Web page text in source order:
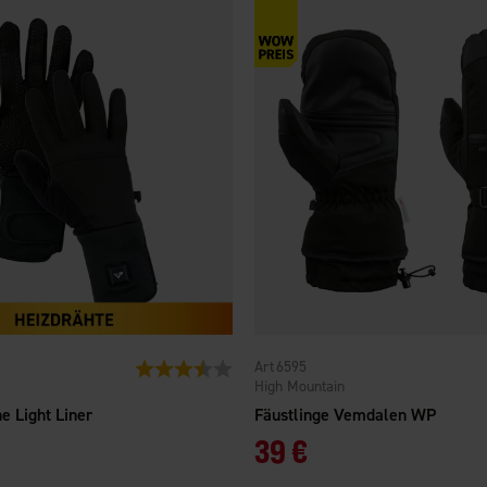
Light Liner
Bewertung: 3.6 von 5 Sternen
Fäustlinge Vemdalen WP
High Mountain
6595
39 €